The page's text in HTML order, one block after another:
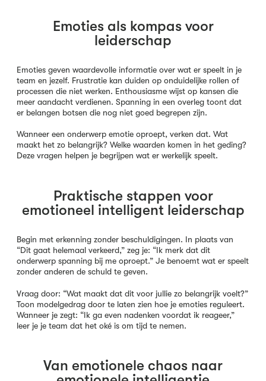
Emoties als kompas voor
leiderschap
Emoties geven waardevolle informatie over wat er speelt in je
team en jezelf. Frustratie kan duiden op onduidelijke rollen of
processen die niet werken. Enthousiasme wijst op kansen die
meer aandacht verdienen. Spanning in een overleg toont dat
er belangen botsen die nog niet goed begrepen zijn.
Wanneer een onderwerp emotie oproept, verken dat. Wat
maakt het zo belangrijk? Welke waarden komen in het geding?
Deze vragen helpen je begrijpen wat er werkelijk speelt.
Praktische stappen voor
emotioneel intelligent leiderschap
Begin met erkenning zonder beschuldigingen. In plaats van
“Dit gaat helemaal verkeerd,” zeg je: “Ik merk dat dit
onderwerp spanning bij me oproept.” Je benoemt wat er speelt
zonder anderen de schuld te geven.
Vraag door: “Wat maakt dat dit voor jullie zo belangrijk voelt?”
Toon modelgedrag door te laten zien hoe je emoties reguleert.
Wanneer je zegt: “Ik ga even nadenken voordat ik reageer,”
leer je je team dat het oké is om tijd te nemen.
Van emotionele chaos naar